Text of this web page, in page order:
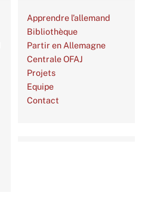
Apprendre l’allemand
Bibliothèque
Partir en Allemagne
Centrale OFAJ
Projets
Equipe
Contact